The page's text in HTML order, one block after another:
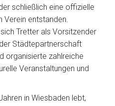
schließlich eine offizielle
Verein entstanden.
Tretter als Vorsitzender
Städtepartnerschaft
organisierte zahlreiche
Veranstaltungen und
in Wiesbaden lebt,